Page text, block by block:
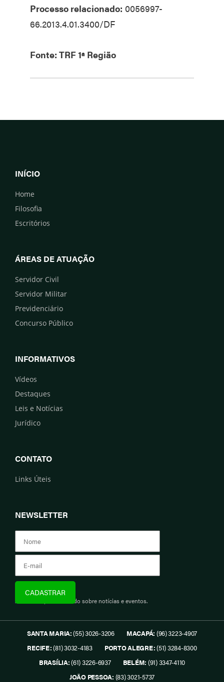
Processo relacionado: 0056997-
66.2013.4.01.3400/DF
Fonte: TRF 1ª Região
INÍCIO
Home
Filosofia
Escritórios
ÁREAS DE ATUAÇÃO
Servidor Civil
Servidor Militar
Previdenciário
Concurso Público
INFORMATIVOS
Vídeos
Destaques
Leis e Notícias
Jurídico
CONTATO
Links Úteis
NEWSLETTER
Assine e fique informado sobre notícias e eventos.
SANTA MARIA:(55) 3026-3206 MACAPÁ: (96) 3223-4907
RECIFE:(81) 3032-4183 PORTO ALEGRE:(51) 3284-8300
BRASÍLIA:(61) 3226-6937 BELÉM: (91) 3347-4110
JOÃO PESSOA: (83) 3021-5737